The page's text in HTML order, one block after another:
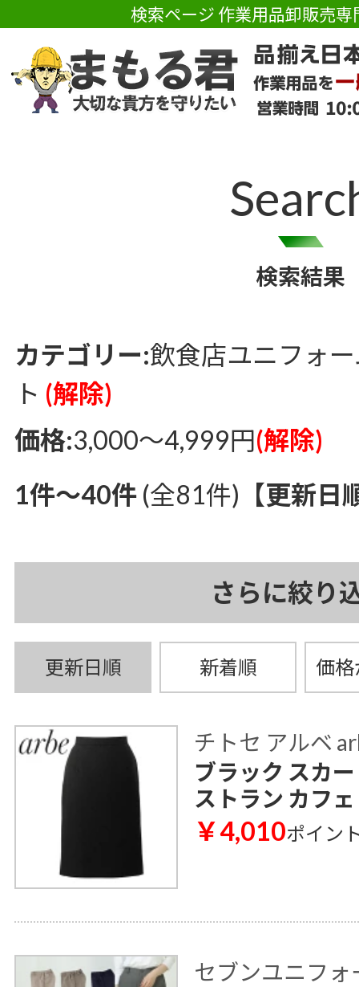
検索ページ 作業用品卸販売
検索結果
カテゴリー:飲食店ユニフォ
ト (解除)
価格:3,000～4,999円(解除)
1件～40件 (全81件) 【更新日
さらに絞り
更新日順 新着順 価
チトセ アルベ
ブラック スカ
ストラン カフ
￥4,010ポイン
セブンユニフォ